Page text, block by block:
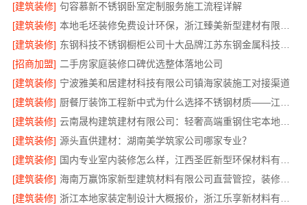
[建筑装修] 句容慕新不锈钢卧室定制服务施工流程详解
[建筑装修]
[建筑装修]
[招商加盟] 二手房家庭装修口碑优选整体落地公司
[建筑装修] 宁波雅美和居建材科技有限公司镇海家装施工对接渠道
[建筑装修]
[建筑装修]
[建筑装修] 源头直供建材：湖南美学筑家公司哪家专业？
[建筑装修]
[建筑装修]
海南万赢饰家新型建筑材料有限公司直营管控，装修成本透明不踩坑
[建筑装修]